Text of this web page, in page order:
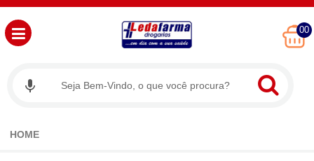
00
HOME